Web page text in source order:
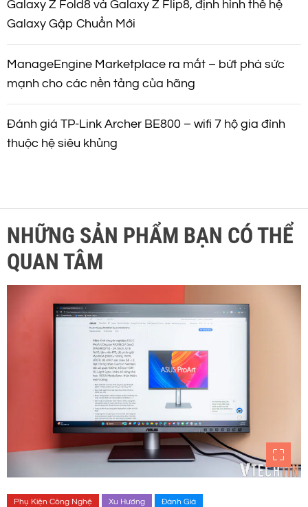
Galaxy Z Fold8 và Galaxy Z Flip8, định hình thế hệ
Galaxy Gập Chuẩn Mới
ManageEngine Marketplace ra mắt – bứt phá sức
mạnh cho các nền tảng của hãng
Đánh giá TP-Link Archer BE800 – wifi 7 hộ gia đình
thuộc hệ siêu khủng
NHỮNG SẢN PHẨM BẠN CÓ THỂ
QUAN TÂM
Phụ Kiện Công Nghệ Xu Hướng Đánh Giá